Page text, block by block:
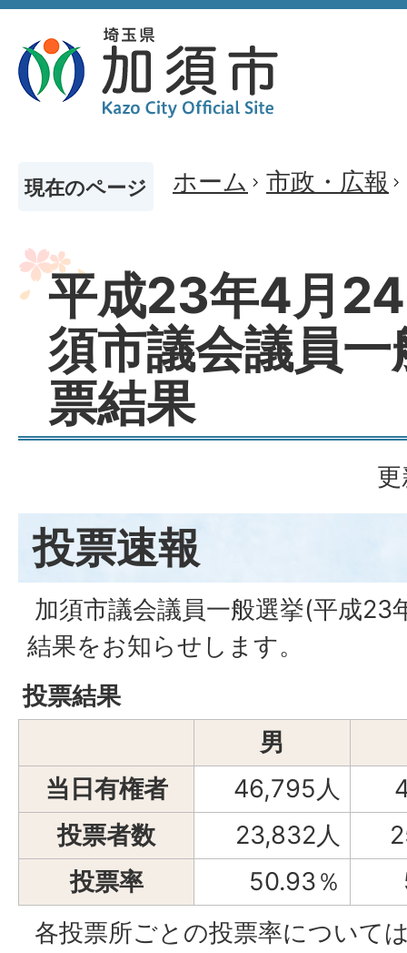
現在のページ ホーム 市政・広報
平成23年4月
須市議会議員
票結果
投票速報
加須市議会議員一般選挙(平成23
結果をお知らせします。
投票結果
男
当日有権者
46,795人
投票者数
23,832人
投票率
50.93％
各投票所ごとの投票率について